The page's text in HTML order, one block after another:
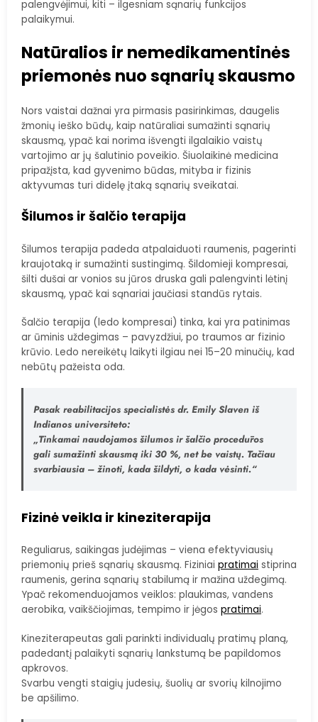
palengvėjimui, kiti – ilgesniam sąnarių funkcijos
palaikymui.
Natūralios ir nemedikamentinės
priemonės nuo sąnarių skausmo
Nors vaistai dažnai yra pirmasis pasirinkimas, daugelis
žmonių ieško būdų, kaip natūraliai sumažinti sąnarių
skausmą, ypač kai norima išvengti ilgalaikio vaistų
vartojimo ar jų šalutinio poveikio. Šiuolaikinė medicina
pripažįsta, kad gyvenimo būdas, mityba ir fizinis
aktyvumas turi didelę įtaką sąnarių sveikatai.
Šilumos ir šalčio terapija
Šilumos terapija padeda atpalaiduoti raumenis, pagerinti
kraujotaką ir sumažinti sustingimą. Šildomieji kompresai,
šilti dušai ar vonios su jūros druska gali palengvinti lėtinį
skausmą, ypač kai sąnariai jaučiasi standūs rytais.
Šalčio terapija (ledo kompresai) tinka, kai yra patinimas
ar ūminis uždegimas – pavyzdžiui, po traumos ar fizinio
krūvio. Ledo nereikėtų laikyti ilgiau nei 15–20 minučių, kad
nebūtų pažeista oda.
Pasak reabilitacijos specialistės dr. Emily Slaven iš
Indianos universiteto:
„Tinkamai naudojamos šilumos ir šalčio procedūros
gali sumažinti skausmą iki 30 %, net be vaistų. Tačiau
svarbiausia – žinoti, kada šildyti, o kada vėsinti.“
Fizinė veikla ir kineziterapija
Reguliarus, saikingas judėjimas – viena efektyviausių
priemonių prieš sąnarių skausmą. Fiziniai pratimai stiprina
raumenis, gerina sąnarių stabilumą ir mažina uždegimą.
Ypač rekomenduojamos veiklos: plaukimas, vandens
aerobika, vaikščiojimas, tempimo ir jėgos pratimai.
Kineziterapeutas gali parinkti individualų pratimų planą,
padedantį palaikyti sąnarių lankstumą be papildomos
apkrovos.
Svarbu vengti staigių judesių, šuolių ar svorių kilnojimo
be apšilimo.